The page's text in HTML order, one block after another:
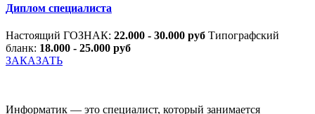
Диплом специалиста
Настоящий ГОЗНАК: 22.000 - 30.000 руб Типографский
бланк: 18.000 - 25.000 руб
ЗАКАЗАТЬ
Информатик — это специалист, который занимается